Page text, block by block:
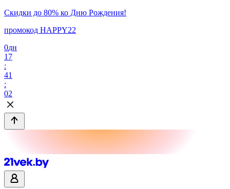
Скидки до 80% ко Дню Рождения!
промокод HAPPY22
0дн
17
:
41
:
02